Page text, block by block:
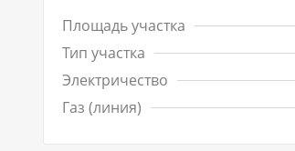
Площадь участка
Тип участка
Электричество
Газ (линия)